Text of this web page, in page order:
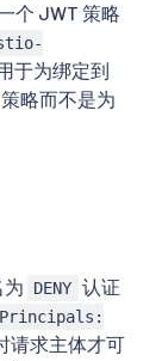
个 JWT 策略
于为绑定到
略而不是为
DENY 认证
请求主体才可